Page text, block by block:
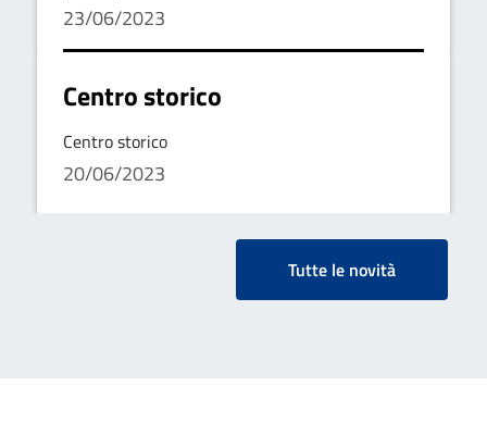
23/06/2023
Centro storico
Centro storico
20/06/2023
Tutte le novità